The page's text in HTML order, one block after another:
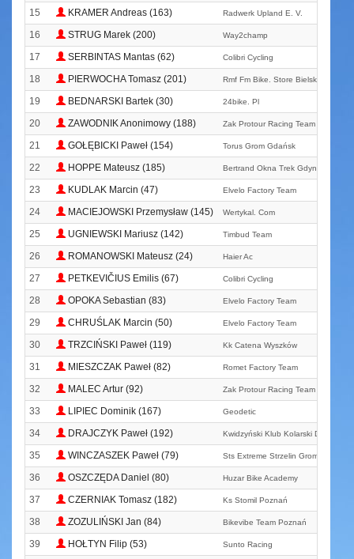
15 KRAMER Andreas (163) Radwerk Upland E. V.
16 STRUG Marek (200) Way2champ
17 SERBINTAS Mantas (62) Colibri Cycling
18 PIERWOCHA Tomasz (201) Rmf Fm Bike. Store Bielsko Mtb
19 BEDNARSKI Bartek (30) 24bike. Pl
20 ZAWODNIK Anonimowy (188) Zak Protour Racing Team
21 GOŁĘBICKI Paweł (154) Torus Grom Gdańsk
22 HOPPE Mateusz (185) Bertrand Okna Trek Gdynia
23 KUDLAK Marcin (47) Elvelo Factory Team
24 MACIEJOWSKI Przemysław (145) Wertykal. Com
25 UGNIEWSKI Mariusz (142) Timbud Team
26 ROMANOWSKI Mateusz (24) Haier Ac
27 PETKEVIČIUS Emilis (67) Colibri Cycling
28 OPOKA Sebastian (83) Elvelo Factory Team
29 CHRUŚLAK Marcin (50) Elvelo Factory Team
30 TRZCIŃSKI Paweł (119) Kk Catena Wyszków
31 MIESZCZAK Paweł (82) Romet Factory Team
32 MALEC Artur (92) Zak Protour Racing Team
33 LIPIEC Dominik (167) Geodetic
34 DRAJCZYK Paweł (192) Kwidzyński Klub Kolarski Dziki
35 WINCZASZEK Paweł (79) Sts Extreme Strzelin Grom - Bike
36 OSZCZĘDA Daniel (80) Huzar Bike Academy
37 CZERNIAK Tomasz (182) Ks Stomil Poznań
38 ZOZULIŃSKI Jan (84) Bikevibe Team Poznań
39 HOŁTYN Filip (53) Sunto Racing